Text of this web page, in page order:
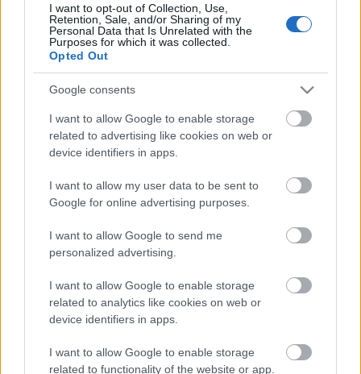
I want to opt-out of Collection, Use,
Retention, Sale, and/or Sharing of my
Personal Data that Is Unrelated with the
Purposes for which it was collected.
Opted Out
Google consents
I want to allow Google to enable storage
related to advertising like cookies on web or
device identifiers in apps.
I want to allow my user data to be sent to
Google for online advertising purposes.
I want to allow Google to send me
personalized advertising.
I want to allow Google to enable storage
related to analytics like cookies on web or
device identifiers in apps.
I want to allow Google to enable storage
related to functionality of the website or app.
Filmrecorder. Az isteni Kate
Winslettel egy jól ismert recept is
izgalmas - Easttowni rejtélyek
(kritika)